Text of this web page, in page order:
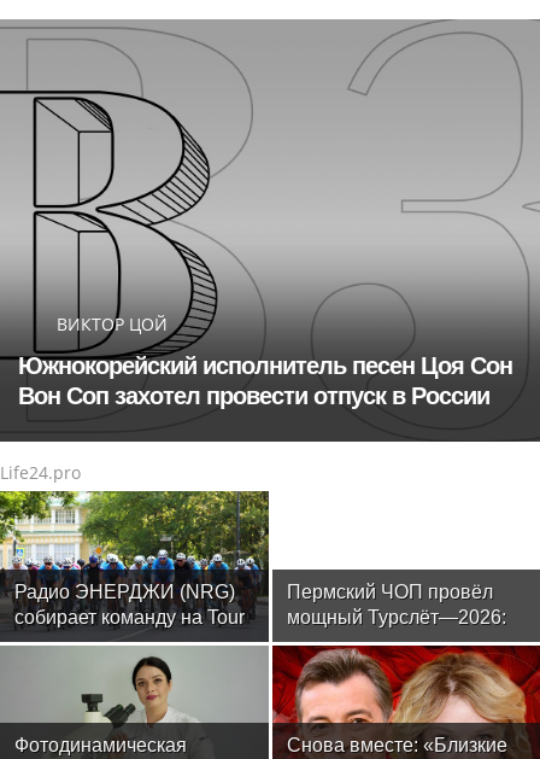
ВИКТОР ЦОЙ
Южнокорейский исполнитель песен Цоя Сон
Вон Соп захотел провести отпуск в России
Life24.pro
Радио ЭНЕРДЖИ (NRG)
собирает команду на Tour
de Russie в Петербурге
Пермский ЧОП провёл
мощный Турслёт—2026:
фото, результаты и
впечатления от
мероприятия
Фотодинамическая
Снова вместе: «Близкие